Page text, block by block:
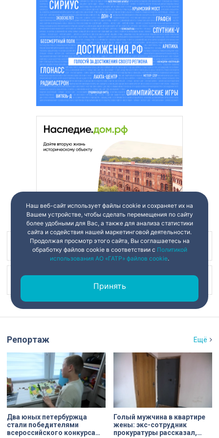
Наш канал в
Репортаж Ещё
Два юных петербуржца
стали победителями
всероссийского конкурса
Голый мужчина в квартире
жены: экс-сотрудник
прокуратуры рассказал,
Наш веб-сайт использует файлы cookie и сохраняет их на
Вашем устройстве, чтобы сделать перемещения по сайту
более удобными для Вас, а также для анализа статистики
сайта и содействия нашей маркетинговой деятельности.
Продолжая просмотр этого сайта, Вы соглашаетесь на
обработку файлов cookie в соответствии с Политикой
использования АО «ГАТР» файлов cookie.
Принять